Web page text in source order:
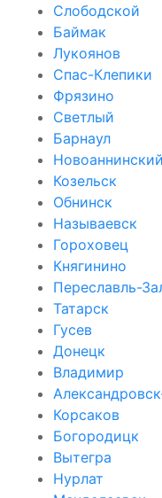
Слободской
Баймак
Лукоянов
Спас-Клепики
Фрязино
Светлый
Барнаул
Новоаннинский
Козельск
Обнинск
Называевск
Гороховец
Княгинино
Переславль-
Татарск
Гусев
Донецк
Владимир
Корсаков
Богородицк
Вытегра
Нурлат